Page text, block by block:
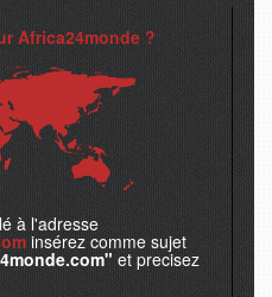
Africa24monde ?
à l'adresse
insérez comme sujet
et precisez